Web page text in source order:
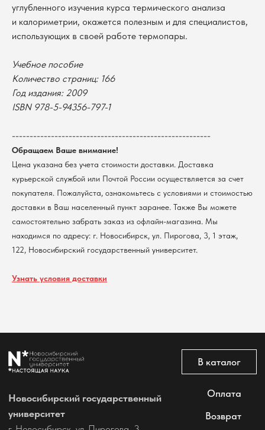
углубленного изучения курса термического анализа
и калориметрии, окажется полезным и для специалистов,
использующих в своей работе термопары.
Учебное пособие
Количество страниц: 166
Год издания: 2009
ISBN 978-5-94356-797-1
--------------------------------------------------------
Обращаем Ваше внимание!
Цена указана без учета стоимости доставки. Доставка
курьерской службой или Почтой России осуществляется за счет
покупателя. Пожалуйста, ознакомьтесь с условиями и стоимостью
доставки в Ваш населенный пункт заранее. Также Вы можете
самостоятельно забрать заказ из офлайн-магазина. Мы
находимся по адресу: г. Новосибирск, ул. Пирогова, 3, 1 этаж,
122, Новосибирский государственный университет.
Узнать условия доставки
Оплата
Возврат
Все права защищены
пользователей сайта
Новосибирский государственный
университет
ИНН 5408106490